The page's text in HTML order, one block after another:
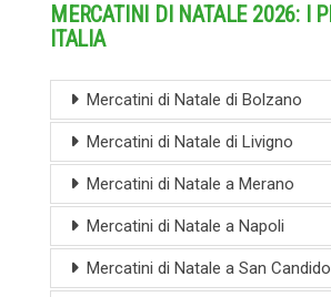
MERCATINI DI NATALE 2026: I
ITALIA
Mercatini di Natale di Bolzano
Mercatini di Natale di Livigno
Mercatini di Natale a Merano
Mercatini di Natale a Napoli
Mercatini di Natale a San Candido